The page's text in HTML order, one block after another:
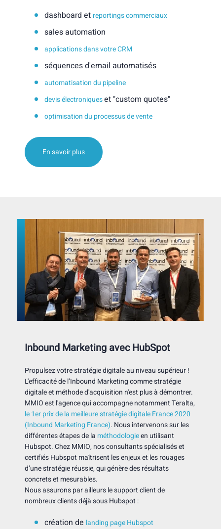
dashboard et reportings commerciaux
sales automation
applications dans votre CRM
séquences d'email automatisés
automatisation du pipeline
devis électroniqueset "custom quotes"
optimisation du processus de vente
En savoir plus
Inbound Marketing avec HubSpot
Propulsez votre stratégie digitale au niveau supérieur !
L'efficacité de l’Inbound Marketing comme stratégie
digitale et méthode d'acquisition n'est plus à démontrer.
MMIO est l'agence qui accompagne notamment Teralta,
le 1er prix de la meilleure stratégie digitale France 2020
(Inbound Marketing France). Nous intervenons sur les
différentes étapes de la méthodologieen utilisant
Hubspot. Chez MMIO, nos consultants spécialisés et
certifiés Hubspot maîtrisent les enjeux et les rouages
d’une stratégie réussie, qui génère des résultats
concrets et mesurables.
Nous assurons par ailleurs le support client de
nombreux clients déjà sous Hubspot :
création de landing page Hubspot